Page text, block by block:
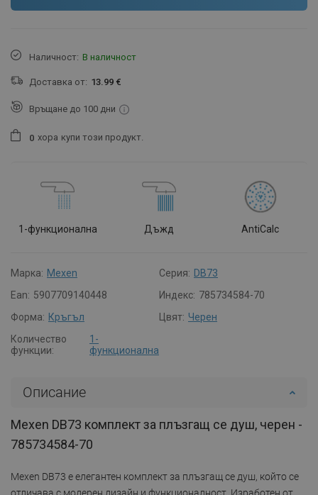
Наличност: В наличност
Доставка от: 13.99 €
Връщане до 100 дни
0 хора купи този продукт.
1-функционална Дъжд AntiCalc
Марка: Mexen Серия: DB73
Ean: 5907709140448 Индекс: 785734584-70
Форма: Кръгъл Цвят: Черен
Количество
функции:
1-
функционална
Описание
Mexen DB73 комплект за плъзгащ се душ, черен -
785734584-70
Mexen DB73 е елегантен комплект за плъзгащ се душ, който се
отличава с модерен дизайн и функционалност. Изработен от